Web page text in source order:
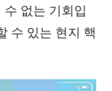
없는 기회입
수 있는 현지 핵